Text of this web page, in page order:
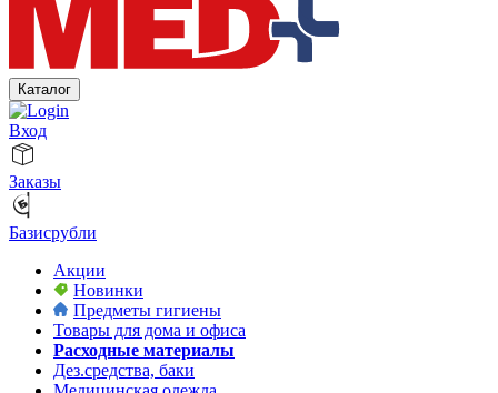
Каталог
Вход
Заказы
Базисрубли
Акции
Новинки
Предметы гигиены
Товары для дома и офиса
Расходные материалы
Дез.средства, баки